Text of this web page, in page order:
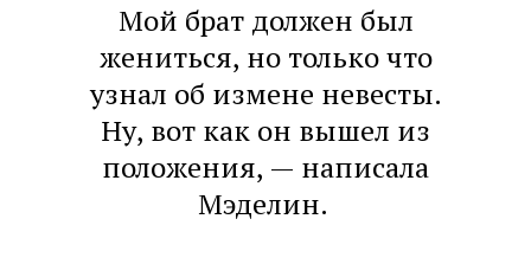
Мой брат должен был
жениться, но только что
узнал об измене невесты.
Ну, вот как он вышел из
положения, — написала
Мэделин.